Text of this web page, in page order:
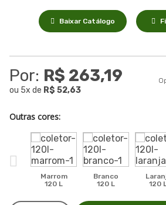
Baixar Catálogo
Por: R$ 263,19
ou 5x de R$ 52,63
Outras cores:
Marrom
120 L
Branco
120 L
120